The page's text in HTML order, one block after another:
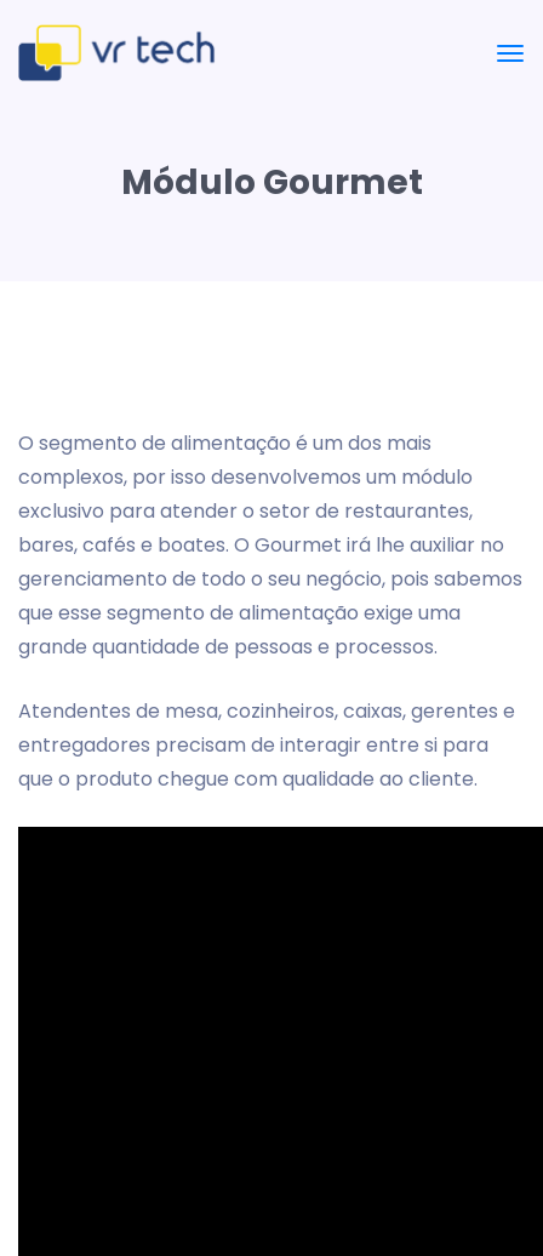
Módulo Gourmet
O segmento de alimentação é um dos mais
complexos, por isso desenvolvemos um módulo
exclusivo para atender o setor de restaurantes,
bares, cafés e boates. O Gourmet irá lhe auxiliar no
gerenciamento de todo o seu negócio, pois sabemos
que esse segmento de alimentação exige uma
grande quantidade de pessoas e processos.
Atendentes de mesa, cozinheiros, caixas, gerentes e
entregadores precisam de interagir entre si para
que o produto chegue com qualidade ao cliente.